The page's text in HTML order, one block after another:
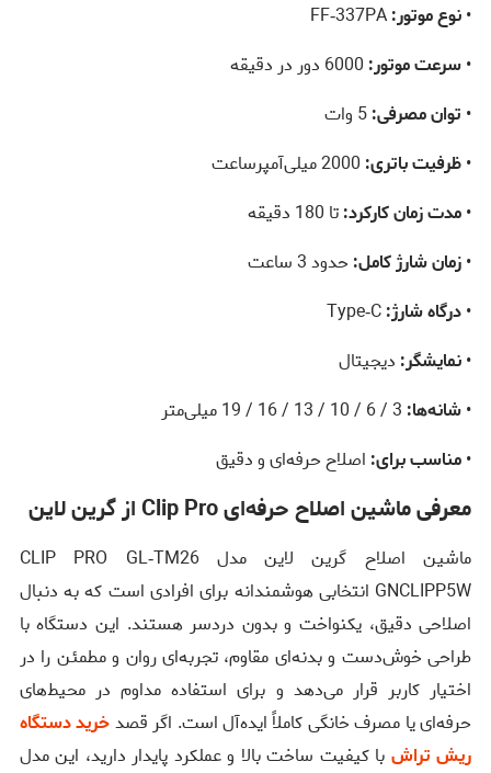
•نوع موتور:
•سرعت موتور:
• توان مصرفی:
•ظرفیت باتری:
•مدت زمان کارکرد:تا 180 دقیقه
•زمان شارژ کامل: حدود 3 ساعت
•درگاه شارژ:
•نمایشگر: دیجیتال
•شانه‌ها:
•مناسب برای: اصلاح حرفه‌ای و دقیق
معرفی ماشین اصلاح حرفه‌ای Clip Pro از گرین لاین
ماشین اصلاح گرین لاین مدل CLIP PRO GL‑TM26
GNCLIPP5W انتخابی هوشمندانه برای افرادی است که به دنبال
اصلاحی دقیق، یکنواخت و بدون دردسر هستند. این دستگاه با
طراحی خوش‌دست و بدنه‌ای مقاوم، تجربه‌ای روان و مطمئن را در
اختیار کاربر قرار می‌دهد و برای استفاده مداوم در محیط‌های
حرفه‌ای یا مصرف خانگی کاملاً ایده‌آل است. اگر قصدخرید دستگاه
ریش تراش با کیفیت ساخت بالا و عملکرد پایدار دارید، این مدل